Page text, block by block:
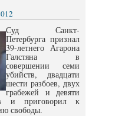
Суд Санкт-
Петербурга признал
39-летнего Агарона
Галстяна в
совершении семи
убийств, двадцати
шести разбоев, двух
грабежей и девяти
и приговорил к
свободы.